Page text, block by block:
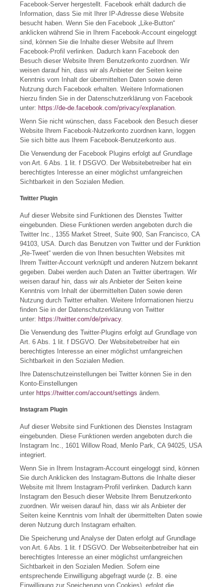
Facebook-Server hergestellt. Facebook erhält dadurch die
Information, dass Sie mit Ihrer IP-Adresse diese Website
besucht haben. Wenn Sie den Facebook „Like-Button“
anklicken während Sie in Ihrem Facebook-Account eingeloggt
sind, können Sie die Inhalte dieser Website auf Ihrem
Facebook-Profil verlinken. Dadurch kann Facebook den
Besuch dieser Website Ihrem Benutzerkonto zuordnen. Wir
weisen darauf hin, dass wir als Anbieter der Seiten keine
Kenntnis vom Inhalt der übermittelten Daten sowie deren
Nutzung durch Facebook erhalten. Weitere Informationen
hierzu finden Sie in der Datenschutzerklärung von Facebook
unter: https://de-de.facebook.com/privacy/explanation.
Wenn Sie nicht wünschen, dass Facebook den Besuch dieser
Website Ihrem Facebook-Nutzerkonto zuordnen kann, loggen
Sie sich bitte aus Ihrem Facebook-Benutzerkonto aus.
Die Verwendung der Facebook Plugins erfolgt auf Grundlage
von Art. 6 Abs. 1 lit. f DSGVO. Der Websitebetreiber hat ein
berechtigtes Interesse an einer möglichst umfangreichen
Sichtbarkeit in den Sozialen Medien.
Twitter Plugin
Auf dieser Website sind Funktionen des Dienstes Twitter
eingebunden. Diese Funktionen werden angeboten durch die
Twitter Inc., 1355 Market Street, Suite 900, San Francisco, CA
94103, USA. Durch das Benutzen von Twitter und der Funktion
„Re-Tweet“ werden die von Ihnen besuchten Websites mit
Ihrem Twitter-Account verknüpft und anderen Nutzern bekannt
gegeben. Dabei werden auch Daten an Twitter übertragen. Wir
weisen darauf hin, dass wir als Anbieter der Seiten keine
Kenntnis vom Inhalt der übermittelten Daten sowie deren
Nutzung durch Twitter erhalten. Weitere Informationen hierzu
finden Sie in der Datenschutzerklärung von Twitter
unter: https://twitter.com/de/privacy.
Die Verwendung des Twitter-Plugins erfolgt auf Grundlage von
Art. 6 Abs. 1 lit. f DSGVO. Der Websitebetreiber hat ein
berechtigtes Interesse an einer möglichst umfangreichen
Sichtbarkeit in den Sozialen Medien.
Ihre Datenschutzeinstellungen bei Twitter können Sie in den
Konto-Einstellungen
unter https://twitter.com/account/settings ändern.
Instagram Plugin
Auf dieser Website sind Funktionen des Dienstes Instagram
eingebunden. Diese Funktionen werden angeboten durch die
Instagram Inc., 1601 Willow Road, Menlo Park, CA 94025, USA
integriert.
Wenn Sie in Ihrem Instagram-Account eingeloggt sind, können
Sie durch Anklicken des Instagram-Buttons die Inhalte dieser
Website mit Ihrem Instagram-Profil verlinken. Dadurch kann
Instagram den Besuch dieser Website Ihrem Benutzerkonto
zuordnen. Wir weisen darauf hin, dass wir als Anbieter der
Seiten keine Kenntnis vom Inhalt der übermittelten Daten sowie
deren Nutzung durch Instagram erhalten.
Die Speicherung und Analyse der Daten erfolgt auf Grundlage
von Art. 6 Abs. 1 lit. f DSGVO. Der Webseitenbetreiber hat ein
berechtigtes Interesse an einer möglichst umfangreichen
Sichtbarkeit in den Sozialen Medien. Sofern eine
entsprechende Einwilligung abgefragt wurde (z. B. eine
Einwilligung zur Speicherung von Cookies), erfolgt die